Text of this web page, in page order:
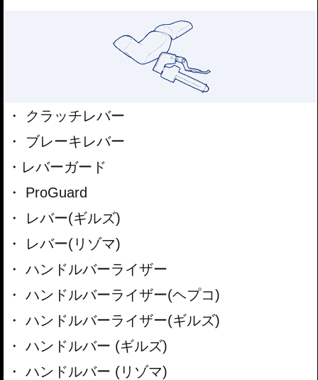
クラッチレバー
ブレーキレバー
レバーガード
ProGuard
レバー(ギルズ)
レバー(リゾマ)
ハンドルバーライザー
ハンドルバーライザー(ヘプコ)
ハンドルバーライザー(ギルズ)
ハンドルバー (ギルズ)
ハンドルバー (リゾマ)